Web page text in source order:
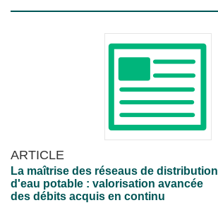
ARTICLE
La maîtrise des réseaus de distribution
d'eau potable : valorisation avancée
des débits acquis en continu